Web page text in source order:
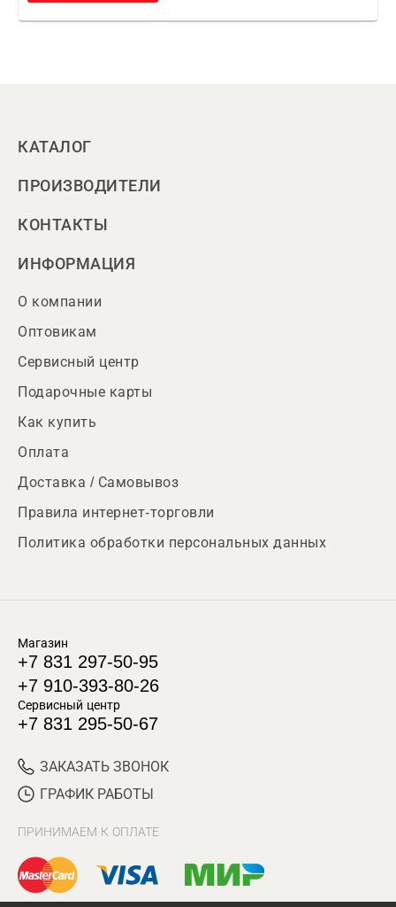
КАТАЛОГ
ПРОИЗВОДИТЕЛИ
КОНТАКТЫ
ИНФОРМАЦИЯ
О компании
Оптовикам
Сервисный центр
Подарочные карты
Как купить
Оплата
Доставка / Самовывоз
Правила интернет-торговли
Политика обработки персональных данных
Магазин
+7 831 297-50-95
+7 910-393-80-26
Сервисный центр
+7 831 295-50-67
ЗАКАЗАТЬ ЗВОНОК
ГРАФИК РАБОТЫ
ПРИНИМАЕМ К ОПЛАТЕ